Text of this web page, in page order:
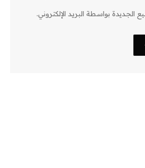
الجديدة بواسطة البريد الإلكتروني.